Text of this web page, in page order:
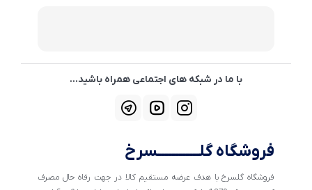
با ما در شبکه های اجتماعی همراه باشید...
فروشگاه گلــــــــــــسرخ
فروشگاه گلسرخ با هدف عرضه مستقیم کالا در جهت رفاه حال مصرف